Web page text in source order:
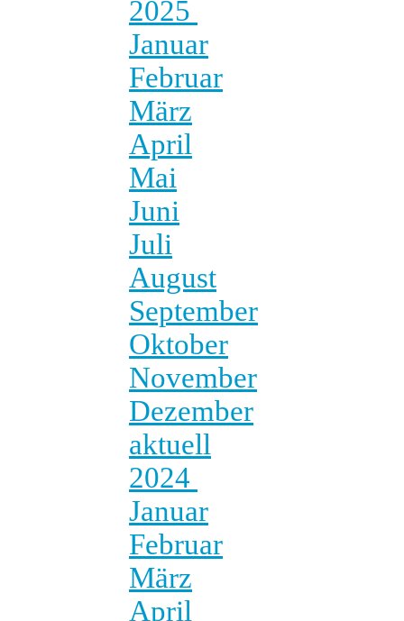
2025
Januar
Februar
März
April
Mai
Juni
Juli
August
September
Oktober
November
Dezember
aktuell
2024
Januar
Februar
März
April